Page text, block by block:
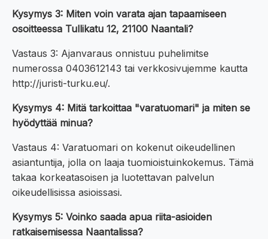
Kysymys 3: Miten voin varata ajan tapaamiseen
osoitteessa Tullikatu 12, 21100 Naantali?
Vastaus 3: Ajanvaraus onnistuu puhelimitse
numerossa 0403612143 tai verkkosivujemme kautta
http://juristi-turku.eu/.
Kysymys 4: Mitä tarkoittaa "varatuomari" ja miten se
hyödyttää minua?
Vastaus 4: Varatuomari on kokenut oikeudellinen
asiantuntija, jolla on laaja tuomioistuinkokemus. Tämä
takaa korkeatasoisen ja luotettavan palvelun
oikeudellisissa asioissasi.
Kysymys 5: Voinko saada apua riita-asioiden
ratkaisemisessa Naantalissa?